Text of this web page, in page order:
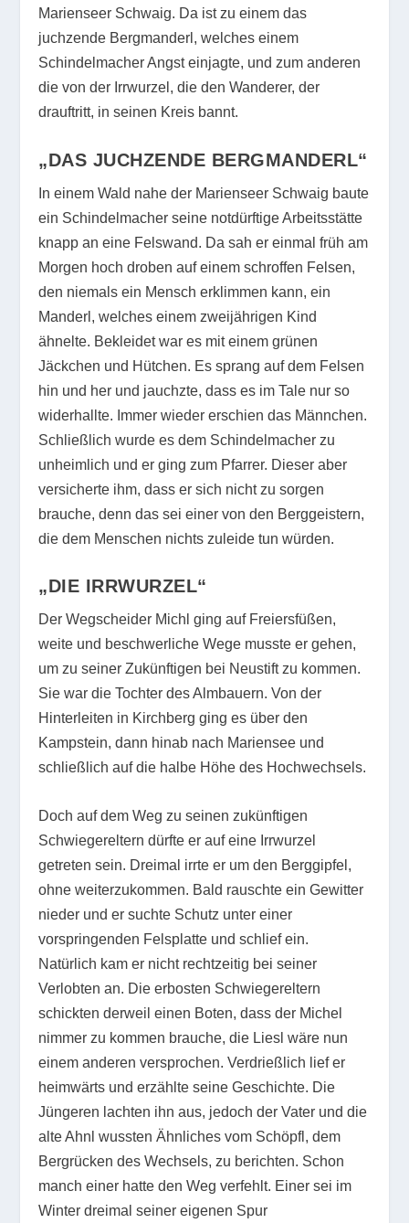
Marienseer Schwaig. Da ist zu einem das
juchzende Bergmanderl, welches einem
Schindelmacher Angst einjagte, und zum anderen
die von der Irrwurzel, die den Wanderer, der
drauftritt, in seinen Kreis bannt.
„DAS JUCHZENDE BERGMANDERL“
In einem Wald nahe der Marienseer Schwaig baute
ein Schindelmacher seine notdürftige Arbeitsstätte
knapp an eine Felswand. Da sah er einmal früh am
Morgen hoch droben auf einem schroffen Felsen,
den niemals ein Mensch erklimmen kann, ein
Manderl, welches einem zweijährigen Kind
ähnelte. Bekleidet war es mit einem grünen
Jäckchen und Hütchen. Es sprang auf dem Felsen
hin und her und jauchzte, dass es im Tale nur so
widerhallte. Immer wieder erschien das Männchen.
Schließlich wurde es dem Schindelmacher zu
unheimlich und er ging zum Pfarrer. Dieser aber
versicherte ihm, dass er sich nicht zu sorgen
brauche, denn das sei einer von den Berggeistern,
die dem Menschen nichts zuleide tun würden.
„DIE IRRWURZEL“
Der Wegscheider Michl ging auf Freiersfüßen,
weite und beschwerliche Wege musste er gehen,
um zu seiner Zukünftigen bei Neustift zu kommen.
Sie war die Tochter des Almbauern. Von der
Hinterleiten in Kirchberg ging es über den
Kampstein, dann hinab nach Mariensee und
schließlich auf die halbe Höhe des Hochwechsels.
Doch auf dem Weg zu seinen zukünftigen
Schwiegereltern dürfte er auf eine Irrwurzel
getreten sein. Dreimal irrte er um den Berggipfel,
ohne weiterzukommen. Bald rauschte ein Gewitter
nieder und er suchte Schutz unter einer
vorspringenden Felsplatte und schlief ein.
Natürlich kam er nicht rechtzeitig bei seiner
Verlobten an. Die erbosten Schwiegereltern
schickten derweil einen Boten, dass der Michel
nimmer zu kommen brauche, die Liesl wäre nun
einem anderen versprochen. Verdrießlich lief er
heimwärts und erzählte seine Geschichte. Die
Jüngeren lachten ihn aus, jedoch der Vater und die
alte Ahnl wussten Ähnliches vom Schöpfl, dem
Bergrücken des Wechsels, zu berichten. Schon
manch einer hatte den Weg verfehlt. Einer sei im
Winter dreimal seiner eigenen Spur